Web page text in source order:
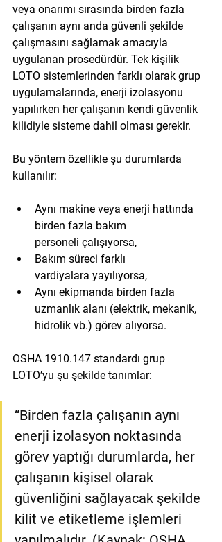
veya onarımı sırasında birden fazla
çalışanın aynı anda güvenli şekilde
çalışmasını sağlamak amacıyla
uygulanan prosedürdür. Tek kişilik
LOTO sistemlerinden farklı olarak grup
uygulamalarında, enerji izolasyonu
yapılırken her çalışanın kendi güvenlik
kilidiyle sisteme dahil olması gerekir.
Bu yöntem özellikle şu durumlarda
kullanılır:
Aynı makine veya enerji hattında
birden fazla bakım
personeli çalışıyorsa,
Bakım süreci farklı
vardiyalara yayılıyorsa,
Aynı ekipmanda birden fazla
uzmanlık alanı (elektrik, mekanik,
hidrolik vb.) görev alıyorsa.
OSHA 1910.147 standardı grup
LOTO’yu şu şekilde tanımlar:
“Birden fazla çalışanın aynı
enerji izolasyon noktasında
görev yaptığı durumlarda, her
çalışanın kişisel olarak
güvenliğini sağlayacak şekilde
kilit ve etiketleme işlemleri